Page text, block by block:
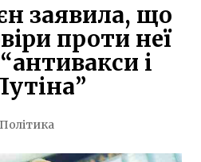
заявила, що
проти неї
і
Політика